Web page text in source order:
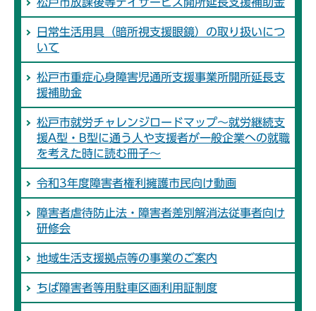
日常生活用具（暗所視支援眼鏡）の取り扱いにつ
いて
松戸市重症心身障害児通所支援事業所開所延長支
援補助金
松戸市就労チャレンジロードマップ～就労継続支
援A型・B型に通う人や支援者が一般企業への就職
を考えた時に読む冊子～
令和3年度障害者権利擁護市民向け動画
障害者虐待防止法・障害者差別解消法従事者向け
研修会
地域生活支援拠点等の事業のご案内
ちば障害者等用駐車区画利用証制度